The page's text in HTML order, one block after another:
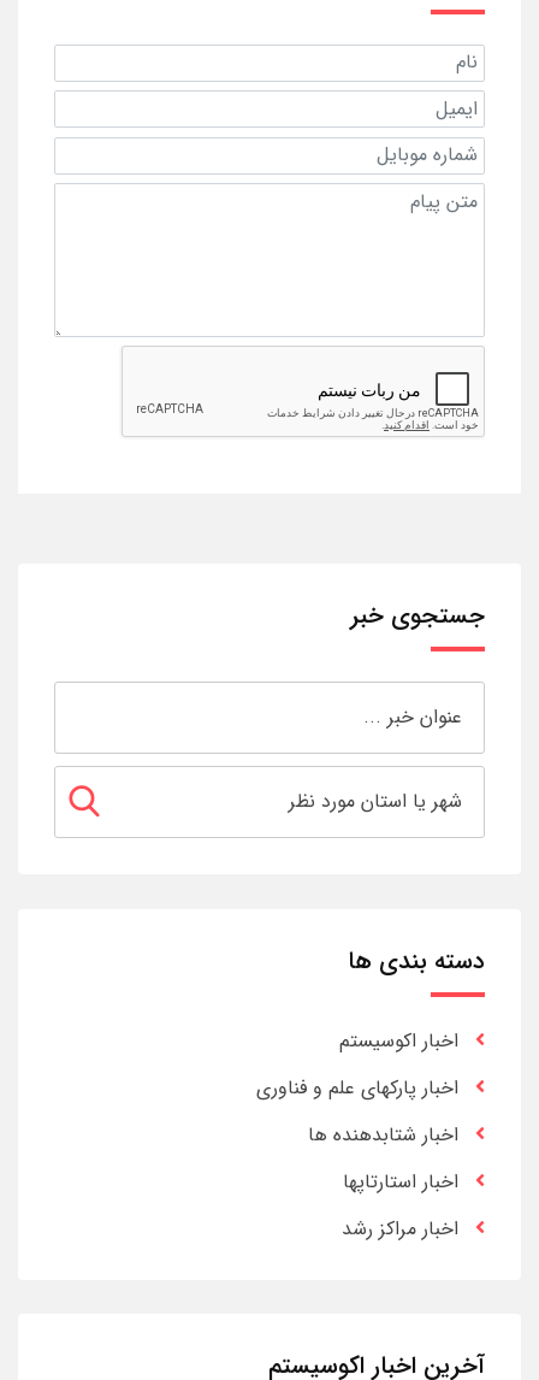
جستجوی خبر
دسته بندی ها
اخبار اکوسیستم
اخبار پارکهای علم و فناوری
اخبار شتابدهنده ها
اخبار استارتاپها
اخبار مراکز رشد
آخرین اخبار اکوسیستم